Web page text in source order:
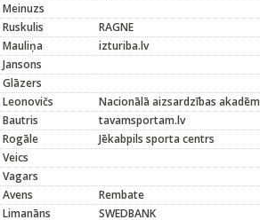
Meinuzs
Ruskulis RAGNE
Mauliņa izturiba.lv
Jansons
Glāzers
Leonovičs Nacionālā aizsardzības
Bautris tavamsportam.lv
Rogāle Jēkabpils sporta centrs
Veics
Vagars
Avens Rembate
Limanāns SWEDBANK